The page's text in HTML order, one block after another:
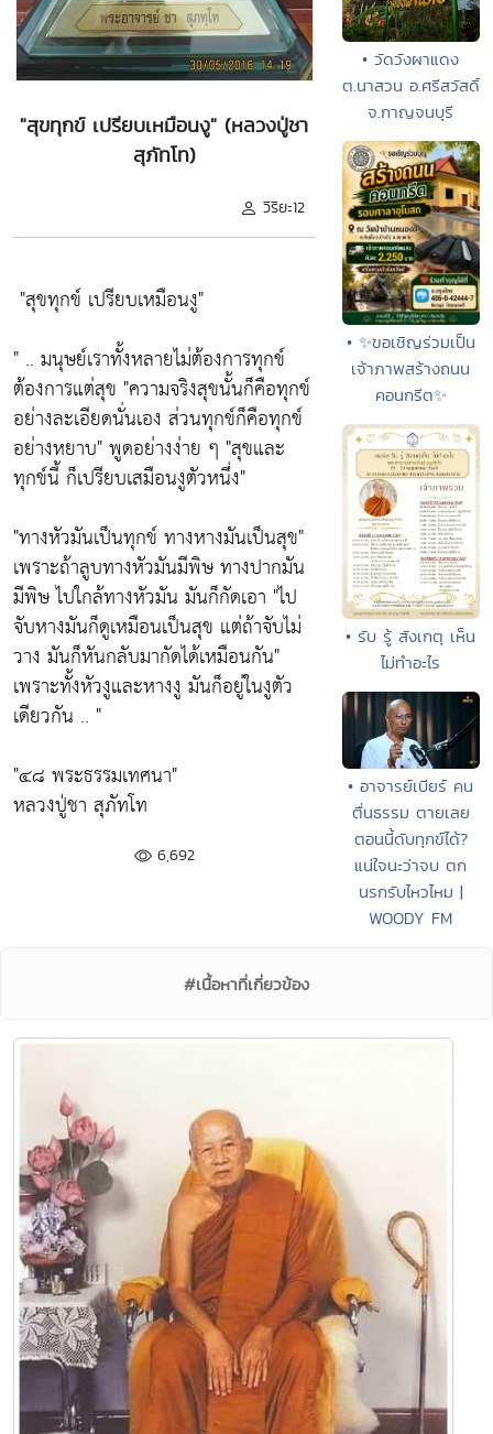
"สุขทุกข์ เปรียบเหมือนงู" (หลวงปู่ชา
สุภัทโท)
วิริยะ12
"สุขทุกข์ เปรียบเหมือนงู"
" .. มนุษย์เราทั้งหลายไม่ต้องการทุกข์
ต้องการแต่สุข "ความจริงสุขนั้นก็คือทุกข์
อย่างละเอียดนั่นเอง ส่วนทุกข์ก็คือทุกข์
อย่างหยาบ"พูดอย่างง่าย ๆ "สุขและ
ทุกข์นี้ ก็เปรียบเสมือนงูตัวหนึ่ง"
"ทางหัวมันเป็นทุกข์ ทางหางมันเป็นสุข"
เพราะถ้าลูบทางหัวมันมีพิษ ทางปากมัน
มีพิษ ไปใกล้ทางหัวมัน มันก็กัดเอา "ไป
จับหางมันก็ดูเหมือนเป็นสุข แต่ถ้าจับไม่
วาง มันก็หันกลับมากัดได้เหมือนกัน"
เพราะทั้งหัวงูและหางงู มันก็อยู่ในงูตัว
เดียวกัน .. "
"๔๘ พระธรรมเทศนา"
หลวงปู่ชา สุภัทโท
6,692
• วัดวังผาแดง
ต.นาสวน อ.ศรีสวัสดิ์
จ.กาญจนบุรี
• ✨ขอเชิญร่วมเป็น
เจ้าภาพสร้างถนน
คอนกรีต✨
• รับ รู้ สังเกตุ เห็น
ไม่ทำอะไร
• อาจารย์เบียร์ คน
ตื่นธรรม ตายเลย
ตอนนี้ดับทุกข์ได้?
แน่ใจนะว่าจบ ตก
นรกรับไหวไหม |
WOODY FM
#เนื้อหาที่เกี่ยวข้อง